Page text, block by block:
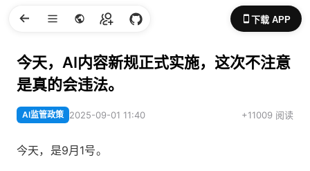
下载 APP
今天，AI内容新规正式实施，这次不注意
是真的会违法。
AI监管政策 2025-09-01 11:40 +11009 阅读
今天，是9月1号。